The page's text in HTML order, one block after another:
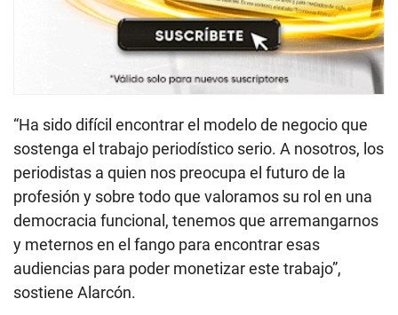
“Ha sido difícil encontrar el modelo de negocio que
sostenga el trabajo periodístico serio. A nosotros, los
periodistas a quien nos preocupa el futuro de la
profesión y sobre todo que valoramos su rol en una
democracia funcional, tenemos que arremangarnos
y meternos en el fango para encontrar esas
audiencias para poder monetizar este trabajo”,
sostiene Alarcón.